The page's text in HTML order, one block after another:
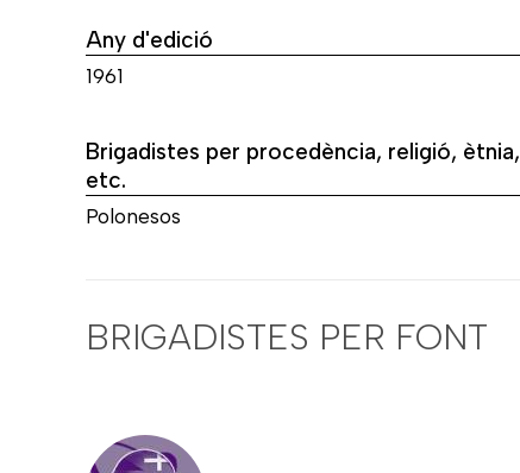
Any d'edició
1961
Brigadistes per procedència, religió, ètnia,
etc.
Polonesos
BRIGADISTES PER FONT